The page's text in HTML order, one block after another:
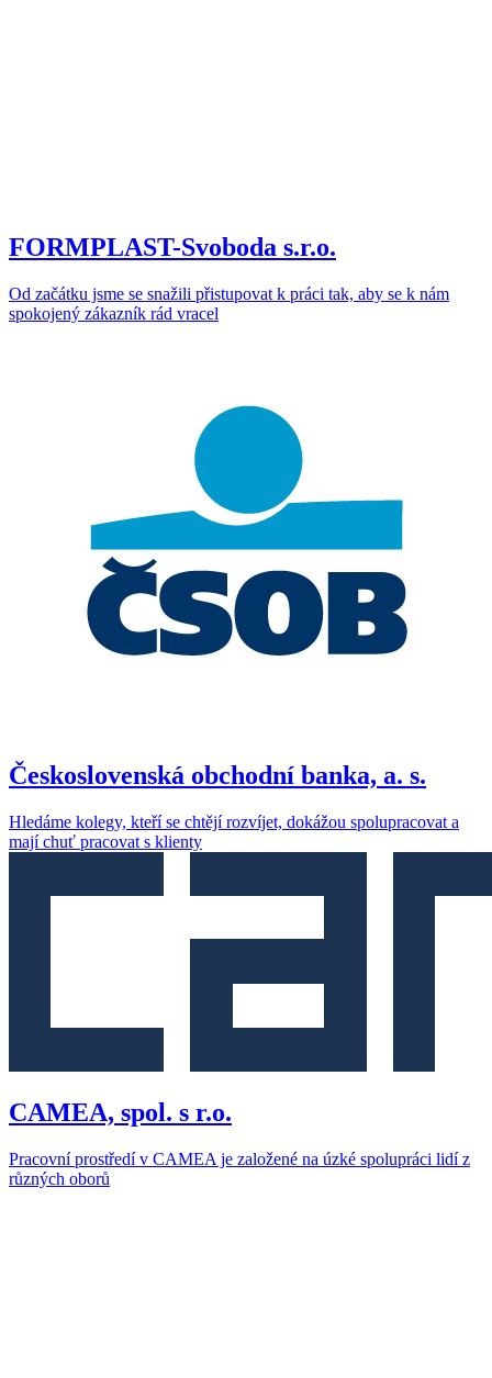
FORMPLAST-Svoboda s.r.o.
Od začátku jsme se snažili přistupovat k práci tak, aby se k nám
spokojený zákazník rád vracel
Československá obchodní banka, a. s.
Hledáme kolegy, kteří se chtějí rozvíjet, dokážou spolupracovat a
mají chuť pracovat s klienty
CAMEA, spol. s r.o.
Pracovní prostředí v CAMEA je založené na úzké spolupráci lidí z
různých oborů